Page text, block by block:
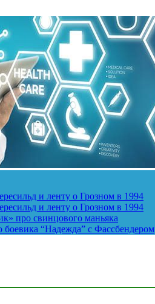
и ленту о Грозном в 1994
и ленту о Грозном в 1994
про свинцового маньяка
боевика “Надежда” с Фассбендером